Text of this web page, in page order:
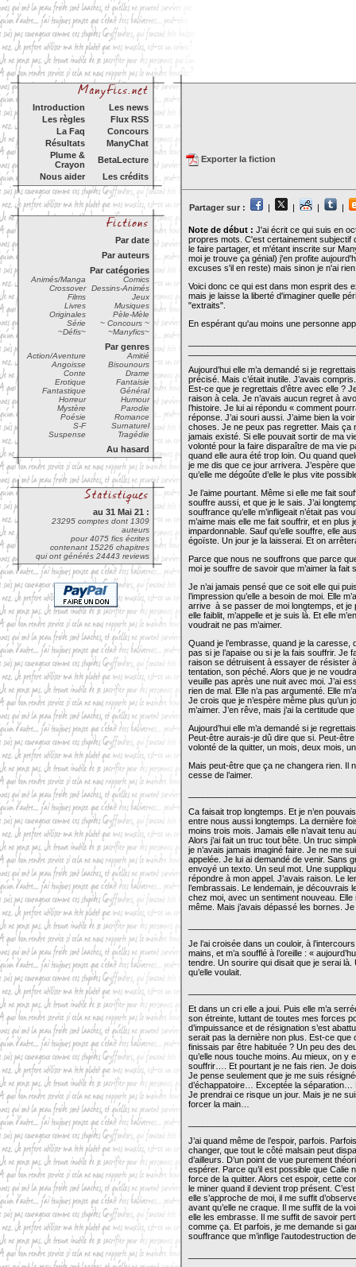
Introduction
Les news
Les règles
Flux RSS
La Faq
Concours
Résultats
ManyChat
Plume &
Crayon
BetaLecture
Nous aider
Les crédits
Par date
Par auteurs
Par catégories
Animés/Manga
Comics
Crossover
Dessins-Animés
Films
Jeux
Livres
Musiques
Originales
Pèle-Mèle
Série
~ Concours ~
~Défis~
~Manyfics~
Par genres
Action/Aventure
Amitié
Angoisse
Bisounours
Conte
Drame
Erotique
Fantaisie
Fantastique
Général
Horreur
Humour
Mystère
Parodie
Poésie
Romance
S-F
Surnaturel
Suspense
Tragédie
Au hasard
au 31 Mai 21 :
23295 comptes dont 1309
auteurs
pour 4075 fics écrites
contenant 15226 chapitres
qui ont générés 24443 reviews
Exporter la fiction
Partager sur : | | | |
Note de début : J'ai écrit ce qui suis en
propres mots. C'est certainement subjectif
le faire partager, et m'étant inscrite sur
moi je trouve ça génial) j'en profite
excuses s'il en reste) mais sinon je n'ai
Voici donc ce qui est dans mon esprit des
mais je laisse la liberté d'imaginer quelle
"extraits".
En espérant qu'au moins une personne
Aujourd’hui elle m’a demandé si je
précisé. Mais c’était inutile. J’avais
Est-ce que je regrettais d’être avec elle ?
raison à cela. Je n’avais aucun regret à
l’histoire. Je lui ai répondu « comment
réponse. J’ai souri aussi. J’aime bien la
choses. Je ne peux pas regretter. Mais ça
jamais existé. Si elle pouvait sortir de ma
volonté pour la faire disparaître de ma vie
quand elle aura été trop loin. Ou quand
je me dis que ce jour arrivera. J’espère
qu’elle me dégoûte d’elle le plus vite
Je l’aime pourtant. Même si elle me fait
souffre aussi, et que je le sais. J’ai
souffrance qu’elle m’infligeait n’était pas
m’aime mais elle me fait souffrir, et en plus
impardonnable. Sauf qu’elle souffre, elle
égoïste. Un jour je la laisserai. Et on
Parce que nous ne souffrons que parce
moi je souffre de savoir que m’aimer la fait
Je n’ai jamais pensé que ce soit elle qui
l’impression qu’elle a besoin de moi. Elle
arrive à se passer de moi longtemps, et je
elle faiblit, m’appelle et je suis là. Et elle
voudrait ne pas m’aimer.
Quand je l’embrasse, quand je la
pas si je l’apaise ou si je la fais souffrir.
raison se détruisent à essayer de résister
tentation, son péché. Alors que je ne
veuille pas après une nuit avec moi. J’ai
rien de mal. Elle n’a pas argumenté. Elle
Je crois que je n’espère même plus qu’un
m’aimer. J’en rêve, mais j’ai la certitude
Aujourd’hui elle m’a demandé si je
Peut-être aurais-je dû dire que si. Peut-
volonté de la quitter, un mois, deux mois,
Mais peut-être que ça ne changera rien. Il
cesse de l’aimer.
Ca faisait trop longtemps. Et je n’en
entre nous aussi longtemps. La dernière
moins trois mois. Jamais elle n’avait tenu
Alors j’ai fait un truc tout bête. Un truc
je n’avais jamais imaginé faire. Je ne me
appelée. Je lui ai demandé de venir. Sans
envoyé un texto. Un seul mot. Une
répondre à mon appel. J’avais raison. Le
l’embrassais. Le lendemain, je découvrais
chez moi, avec un sentiment nouveau. Elle
même. Mais j’avais dépassé les bornes.
Je l’ai croisée dans un couloir, à
mains, et m’a soufflé à l’oreille : «
tendre. Un sourire qui disait que je serai là.
qu’elle voulait.
Et dans un cri elle a joui. Puis elle m’a
son étreinte, luttant de toutes mes forces
d’impuissance et de résignation s’est
serait pas la dernière non plus. Est-ce que
finissais par être habituée ? Un peu des
qu’elle nous touche moins. Au mieux, on
souffrir…. Et pourtant je ne fais rien. Je
Je pense seulement que je me suis
d’échappatoire… Exceptée la
Je prendrai ce risque un jour. Mais je ne
forcer la main…
J’ai quand même de l’espoir, parfois.
changer, que tout le côté malsain peut
d’ailleurs. D’un point de vue purement
espérer. Parce qu’il est possible que Calie
force de la quitter. Alors cet espoir, cette
le miner quand il devient trop présent.
elle s’approche de moi, il me suffit
avant qu’elle ne craque. Il me suffit de la
elle les embrasse. Il me suffit de savoir
comme ça. Et parfois, je me demande si
souffrance que m’inflige l’autodestruction